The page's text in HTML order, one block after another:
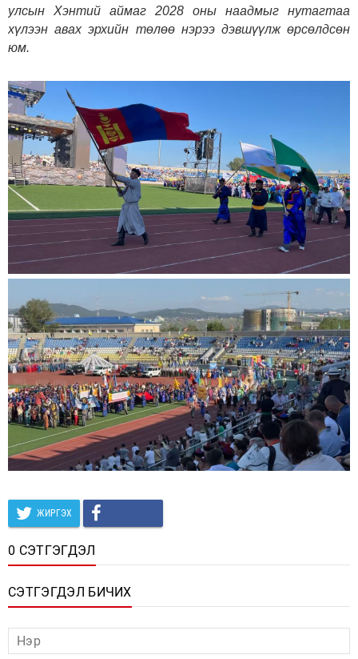
улсын Хэнтий аймаг 2028 оны наадмыг нутагтаа
хүлээн авах эрхийн төлөө нэрээ дэвшүүлж өрсөлдсөн
юм.
ЖИРГЭХ
0 СЭТГЭГДЭЛ
СЭТГЭГДЭЛ БИЧИХ